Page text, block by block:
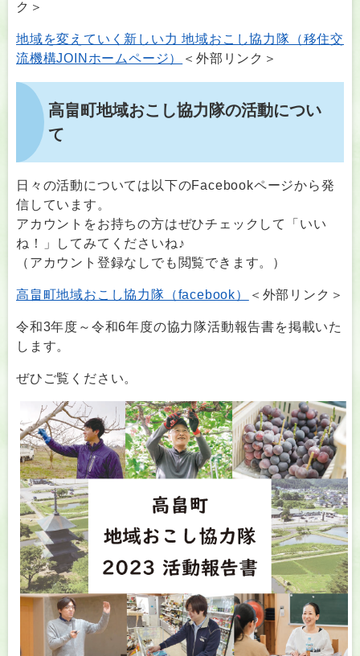
ク＞
地域を変えていく新しい力 地域おこし協力隊（移住交
流機構JOINホームページ）
＜外部リンク＞
高畠町地域おこし協力隊の活動につい
て
日々の活動については以下のFacebookページから発
信しています。
アカウントをお持ちの方はぜひチェックして「いい
ね！」してみてくださいね♪
（アカウント登録なしでも閲覧できます。）
高畠町地域おこし協力隊（facebook） ＜外部リンク＞
令和3年度～令和6年度の協力隊活動報告書を掲載いた
します。
ぜひご覧ください。